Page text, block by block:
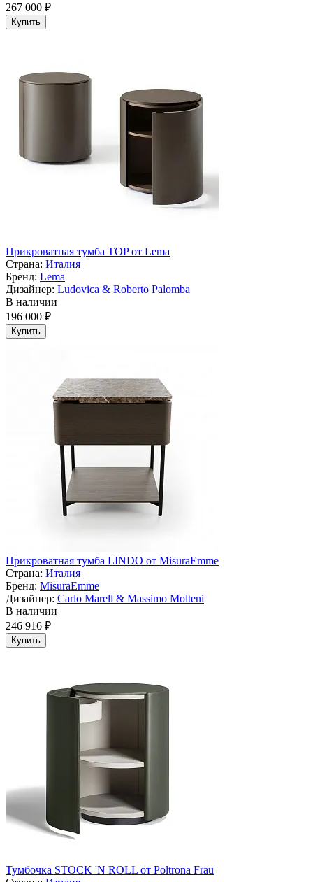
267 000 ₽
Купить
Прикроватная тумба TOP от Lema
Страна: Италия
Бренд: Lema
Дизайнер: Ludovica & Roberto Palomba
В наличии
196 000 ₽
Купить
Прикроватная тумба LINDO от MisuraEmme
Страна: Италия
Бренд: MisuraEmme
Дизайнер: Carlo Marell & Massimo Molteni
В наличии
246 916 ₽
Купить
Тумбочка STOCK 'N ROLL от Poltrona Frau